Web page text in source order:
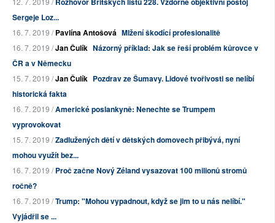
Sergeje Loz...
16. 7. 2019 /Pavlína Antošová Mlžení škodící profesionalitě
16. 7. 2019 /Jan Čulík Názorný příklad: Jak se řeší problém kůrovce v
ČR a v Německu
15. 7. 2019 /Jan Čulík Pozdrav ze Šumavy. Lidové tvořivosti se nelíbí
historická fakta
16. 7. 2019 /Americké poslankyně: Nenechte se Trumpem
vyprovokovat
15. 7. 2019 /Zadlužených dětí v dětských domovech přibývá, nyní
mohou využít bez...
16. 7. 2019 /Proč začne Nový Zéland vysazovat 100 milionů stromů
ročně?
16. 7. 2019 /Trump: "Mohou vypadnout, když se jim to u nás nelíbí."
Vyjádřil se ...